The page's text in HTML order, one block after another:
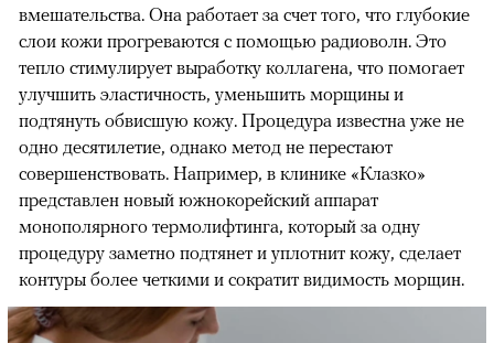
вмешательства. Она работает за счет того, что глубокие
слои кожи прогреваются с помощью радиоволн. Это
тепло стимулирует выработку коллагена, что помогает
улучшить эластичность, уменьшить морщины и
подтянуть обвисшую кожу. Процедура известна уже не
одно десятилетие, однако метод не перестают
совершенствовать. Например, в клинике «Клазко»
представлен новый южнокорейский аппарат
монополярного термолифтинга, который за одну
процедуру заметно подтянет и уплотнит кожу, сделает
контуры более четкими и сократит видимость морщин.